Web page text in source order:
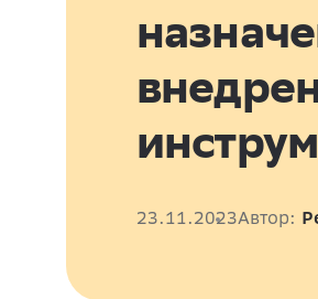
23.11.2023Автор: